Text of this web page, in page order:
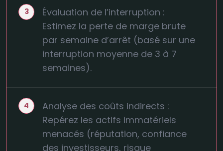
Évaluation de l’interruption :
Estimez la perte de marge brute
par semaine d’arrêt (basé sur une
interruption moyenne de 3 à 7
semaines).
Analyse des coûts indirects :
Repérez les actifs immatériels
menacés (réputation, confiance
des investisseurs, risque